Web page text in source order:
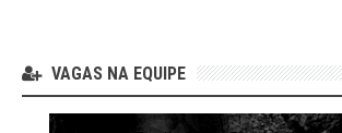
VAGAS NA EQUIPE